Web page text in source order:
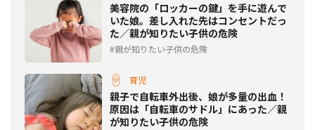
美容院の「ロッカーの鍵」を手に遊んで
いた娘。差し入れた先はコンセントだっ
た／親が知りたい子供の危険
親が知りたい子供の危険
育児
親子で自転車外出後、娘が多量の出血！
原因は「自転車のサドル」にあった／親
が知りたい子供の危険